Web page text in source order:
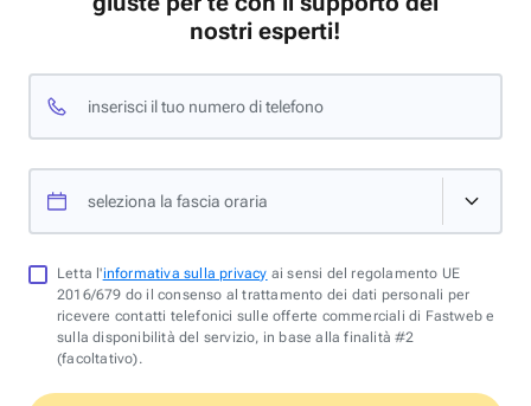
nostri esperti!
inserisci il tuo numero di telefono
seleziona la fascia oraria
Letta l'informativa sulla privacy ai sensi del regolamento UE
2016/679 do il consenso al trattamento dei dati personali per
ricevere contatti telefonici sulle offerte commerciali di Fastweb e
sulla disponibilità del servizio, in base alla finalità #2
(facoltativo).